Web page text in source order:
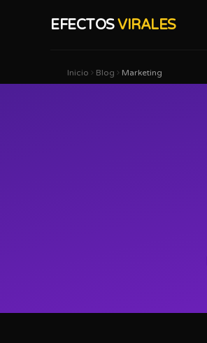
EFECTOSVIRALES
Inicio Blog Marketing